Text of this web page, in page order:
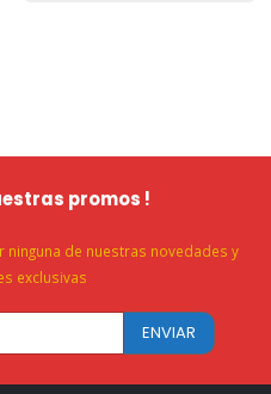
promos !
ninguna de nuestras novedades y
exclusivas